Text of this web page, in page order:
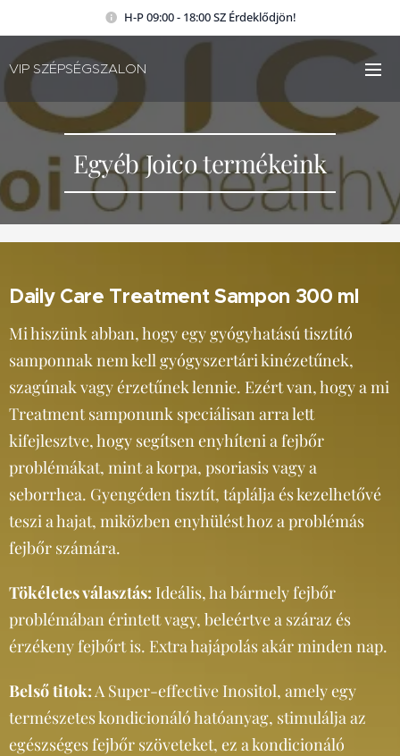
H-P 09:00 - 18:00 SZ Érdeklődjön!
VIP SZÉPSÉGSZALON
Egyéb Joico termékeink
Daily Care Treatment Sampon 300 ml
Mi hiszünk abban, hogy egy gyógyhatású tisztító
samponnak nem kell gyógyszertári kinézetűnek,
szagúnak vagy érzetűnek lennie. Ezért van, hogy a mi
Treatment samponunk speciálisan arra lett
kifejlesztve, hogy segítsen enyhíteni a fejbőr
problémákat, mint a korpa, psoriasis vagy a
seborrhea. Gyengéden tisztít, táplálja és kezelhetővé
teszi a hajat, miközben enyhülést hoz a problémás
fejbőr számára.
Tökéletes választás: Ideális, ha bármely fejbőr
problémában érintett vagy, beleértve a száraz és
érzékeny fejbőrt is. Extra hajápolás akár minden nap.
Belső titok:A Super-effective Inositol, amely egy
természetes kondicionáló hatóanyag, stimulálja az
egészséges fejbőr szöveteket, ez a kondicionáló